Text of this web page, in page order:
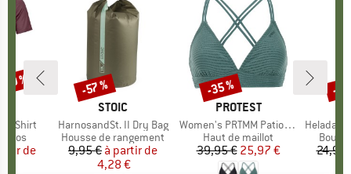
T-Shirt
réduit
de
%
MARQUE
STOIC
Article
HarnosandSt. II Dry Bag
Product group
Housse de rangement
Prix
9,95 € Prix réduit
à partir de
4,28 €
Remise
-57 %
MARQUE
PROTEST
Article
Women's PRTMM Patio Triangle
Product group
Haut de maillot
Prix
39,95 € Prix réduit
25,97 €
Remise
-35 %
Article
HeladagenSt.
24,95
-